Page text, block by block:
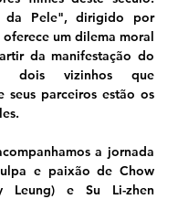
da Pele", dirigido por
oferece um dilema moral
da manifestação do
dois vizinhos que
seus parceiros estão os
a jornada
e paixão de Chow
Leung) e Su Li-zhen